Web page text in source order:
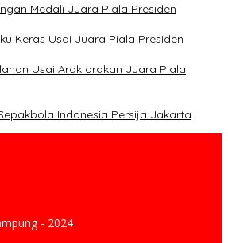
Medali Juara Piala Presiden
Keras Usai Juara Piala Presiden
Usai Arak arakan Juara Piala
Indonesia Persija Jakarta
- 2024